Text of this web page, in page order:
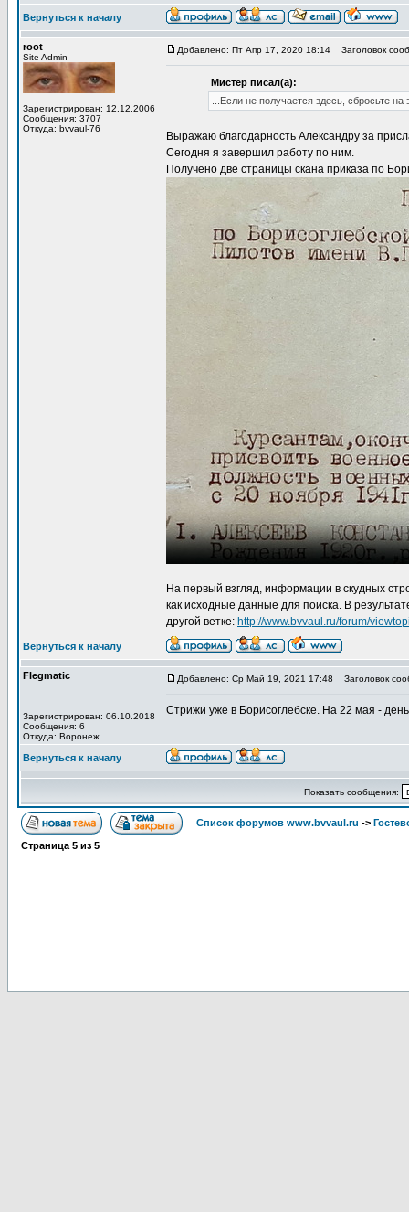
Вернуться к началу
root
Site Admin
Зарегистрирован: 12.12.2006
Сообщения: 3707
Откуда: bvvaul-76
Добавлено: Пт Апр 17, 2020 18:14 Заголовок
Мистер писал(а):
...Если не получается здесь, сбросьте
Выражаю благодарность Александру за
Сегодня я завершил работу по ним.
Получено две страницы скана приказа по
На первый взгляд, информации в скудных
как исходные данные для поиска. В
другой ветке: http://www.bvvaul.ru/forum/
Вернуться к началу
Flegmatic
Зарегистрирован: 06.10.2018
Сообщения: 6
Откуда: Воронеж
Добавлено: Ср Май 19, 2021 17:48 Заголовок
Стрижи уже в Борисоглебске. На 22 мая -
Вернуться к началу
Показать сообщения:
Список форумов www.bvvaul.ru ->
Страница 5 из 5